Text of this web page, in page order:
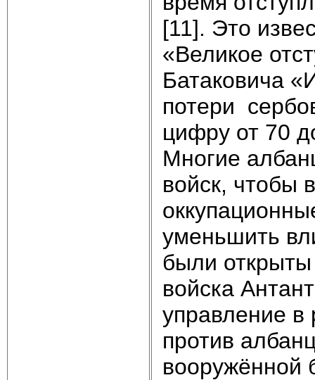
[11]. Это
«Великое
Батаковича
потери
цифру от 70
Многие
войск, чтобы
уменьшить
были
войска
управление в
против
вооружённой